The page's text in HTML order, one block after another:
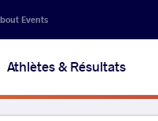
Events
Athlètes & Résultats